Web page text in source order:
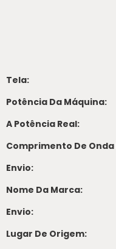
Tela:
Potência Da Máquina:
A Potência Real:
Comprimento De Onda
Envio:
Nome Da Marca:
Envio:
Lugar De Origem: